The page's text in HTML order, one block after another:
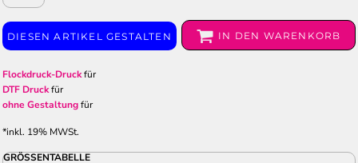
DIESEN ARTIKEL GESTALTEN IN DEN WARENKORB
Flockdruck-Druckfür
DTF Druckfür
ohne Gestaltungfür
*inkl. 19% MWSt.
GRÖSSENTABELLE